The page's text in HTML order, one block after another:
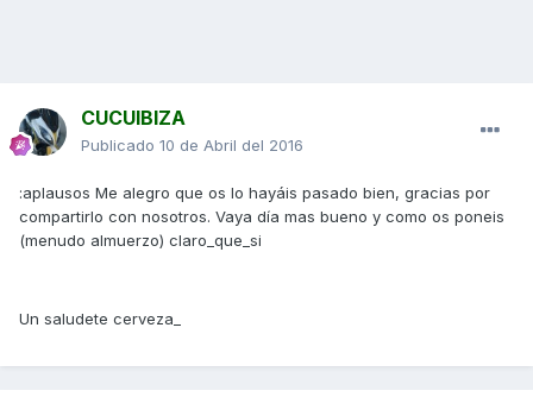
CUCUIBIZA
Publicado 10 de Abril del 2016
:aplausos Me alegro que os lo hayáis pasado bien, gracias por
compartirlo con nosotros. Vaya día mas bueno y como os poneis
(menudo almuerzo) claro_que_si
Un saludete cerveza_